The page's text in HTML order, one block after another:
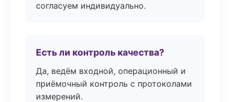
согласуем индивидуально.
Есть ли контроль качества?
Да, ведём входной, операционный и
приёмочный контроль с протоколами
измерений.